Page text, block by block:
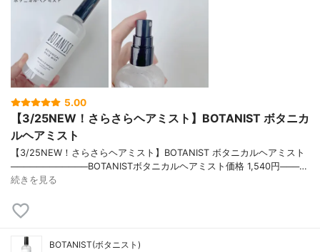
5.00
【3/25NEW！さらさらヘアミスト】BOTANIST ボタニカ
ルヘアミスト
【3/25NEW！さらさらヘアミスト】BOTANIST ボタニカルヘアミスト
────────────BOTANISTボタニカルヘアミスト価格 1,540円───…
続きを見る
BOTANIST(ボタニスト)